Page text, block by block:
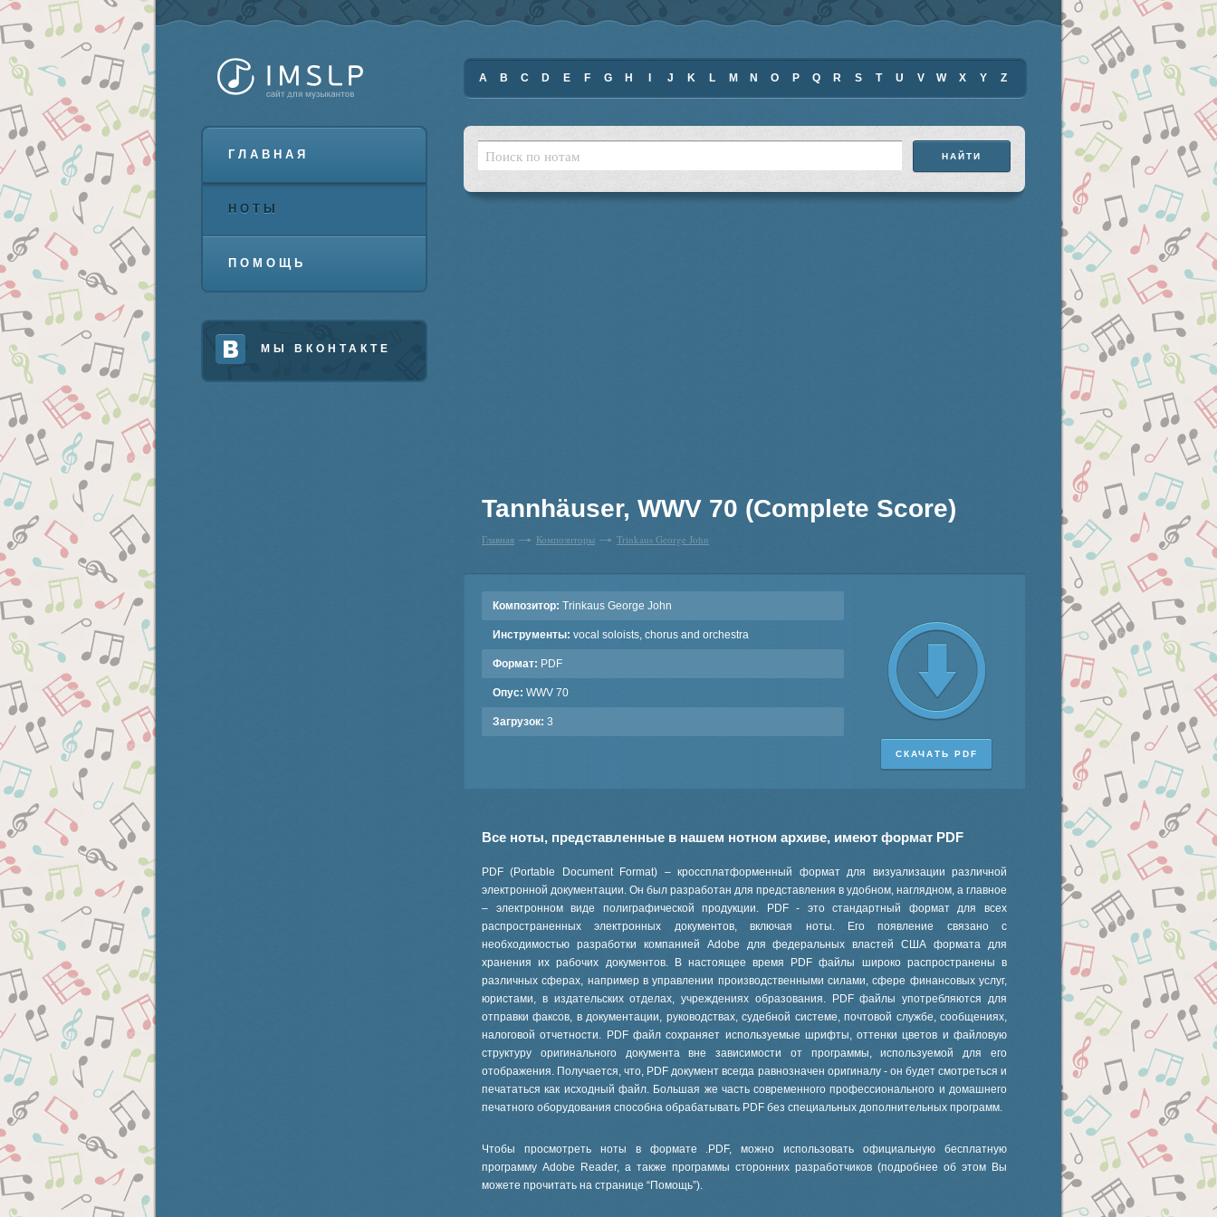
ГЛАВНАЯ
НОТЫ
ПОМОЩЬ
МЫ ВКОНТАКТЕ
A B C D E F G H J K L M N O P Q R S T U V W X Y Z
Tannhäuser, WWV 70 (Complete Score)
Главная Композиторы Trinkaus George John
Композитор: Trinkaus George John
Инструменты: vocal soloists, chorus and orchestra
Формат: PDF
Опус: WWV 70
Загрузок: 3
СКАЧАТЬ PDF
Все ноты, представленные в нашем нотном архиве, имеют формат PDF
PDF (Portable Document Format) – кроссплатформенный формат для визуализации различной
электронной документации. Он был разработан для представления в удобном, наглядном, а главное
– электронном виде полиграфической продукции. PDF - это стандартный формат для всех
распространенных электронных документов, включая ноты. Его появление связано с
необходимостью разработки компанией Adobe для федеральных властей США формата для
хранения их рабочих документов. В настоящее время PDF файлы широко распространены в
различных сферах, например в управлении производственными силами, сфере финансовых услуг,
юристами, в издательских отделах, учреждениях образования. PDF файлы употребляются для
отправки факсов, в документации, руководствах, судебной системе, почтовой службе, сообщениях,
налоговой отчетности. PDF файл сохраняет используемые шрифты, оттенки цветов и файловую
структуру оригинального документа вне зависимости от программы, используемой для его
отображения. Получается, что, PDF документ всегда равнозначен оригиналу - он будет смотреться и
печататься как исходный файл. Большая же часть современного профессионального и домашнего
печатного оборудования способна обрабатывать PDF без специальных дополнительных программ.
Чтобы просмотреть ноты в формате .PDF, можно использовать официальную бесплатную
программу Adobe Reader, а также программы сторонних разработчиков (подробнее об этом Вы
можете прочитать на странице “Помощь”).